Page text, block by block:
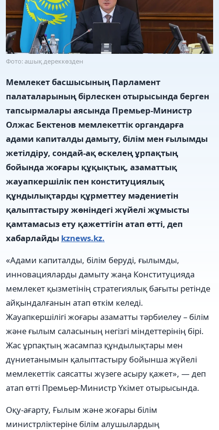
Фото: ашық дереккөзден
Мемлекет басшысының Парламент
палаталарының бірлескен отырысында берген
тапсырмалары аясында Премьер-Министр
Олжас Бектенов мемлекеттік органдарға
адами капиталды дамыту, білім мен ғылымды
жетілдіру, сондай-ақ өскелең ұрпақтың
бойында жоғары құқықтық, азаматтық
жауапкершілік пен конституциялық
құндылықтарды құрметтеу мәдениетін
қалыптастыру жөніндегі жүйелі жұмысты
қамтамасыз ету қажеттігін атап өтті, деп
хабарлайды kznews.kz.
«Адами капиталды, білім беруді, ғылымды,
инновацияларды дамыту жаңа Конституцияда
мемлекет қызметінің стратегиялық бағыты ретінде
айқындалғанын атап өткім келеді.
Жауапкершілігі жоғары азаматты тәрбиелеу – білім
және ғылым саласының негізгі міндеттерінің бірі.
Жас ұрпақтың жасампаз құндылықтары мен
дүниетанымын қалыптастыру бойынша жүйелі
мемлекеттік саясатты жүзеге асыру қажет», — деп
атап өтті Премьер-Министр Үкімет отырысында.
Оқу-ағарту, Ғылым және жоғары білім
министрліктеріне білім алушылардың